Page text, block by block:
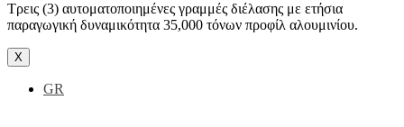
Τρεις (3) αυτοματοποιημένες γραμμές διέλασης με ετήσια
παραγωγική δυναμικότητα 35,000 τόνων προφίλ αλουμινίου.
X
GR